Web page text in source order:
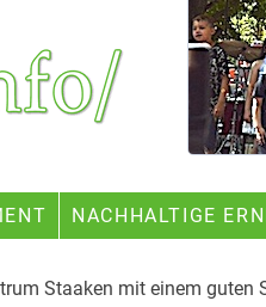
NACHHALTIGE
Staaken mit einem guten